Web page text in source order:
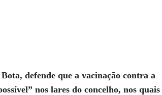
defende que a vacinação contra a
nos lares do concelho, nos quais